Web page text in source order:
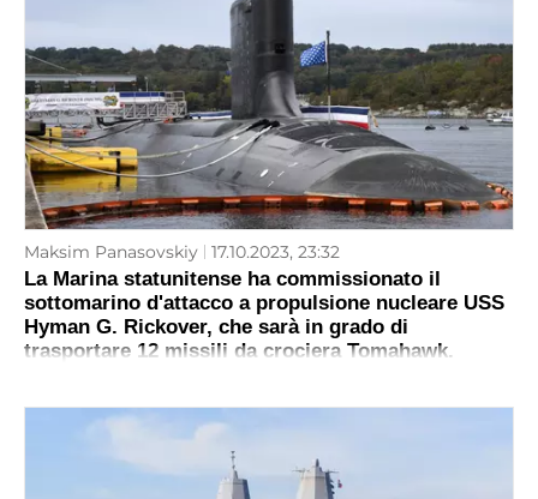
Maksim Panasovskiy 17.10.2023, 23:32
La Marina statunitense ha commissionato il
sottomarino d'attacco a propulsione nucleare USS
Hyman G. Rickover, che sarà in grado di
trasportare 12 missili da crociera Tomahawk.